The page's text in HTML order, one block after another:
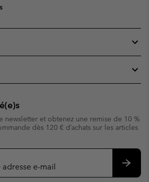
newsletter et obtenez une remise de 10 %
dès 120 € d’achats sur les articles